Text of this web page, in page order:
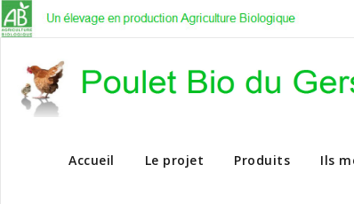
Vente
Accueil Le projet Produits Ils